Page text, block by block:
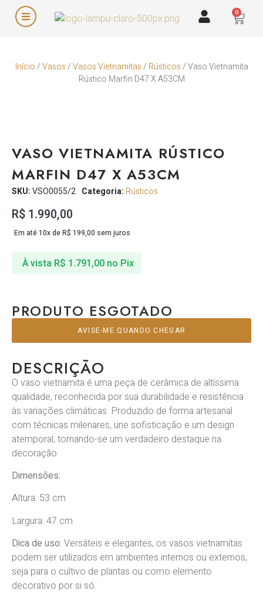
0
Início/Vasos/Vasos Vietnamitas/ Rústicos/ Vaso Vietnamita
Rústico Marfin D47 X A53CM
VASO VIETNAMITA RÚSTICO
MARFIN D47 X A53CM
SKU:VSO0055/2 Categoria: Rústicos
R$ 1.990,00
Em até 10x deR$ 199,00 sem juros
À vista R$ 1.791,00 no Pix
PRODUTO ESGOTADO
AVISE-ME QUANDO CHEGAR
DESCRIÇÃO
O vaso vietnamita é uma peça de cerâmica de altíssima
qualidade, reconhecida por sua durabilidade e resistência
às variações climáticas. Produzido de forma artesanal
com técnicas milenares, une sofisticação e um design
atemporal, tornando-se um verdadeiro destaque na
decoração.
Dimensões:
Altura: 53 cm
Largura: 47 cm
Dica de uso: Versáteis e elegantes, os vasos vietnamitas
podem ser utilizados em ambientes internos ou externos,
seja para o cultivo de plantas ou como elemento
decorativo por si só.